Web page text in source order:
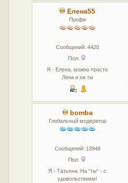
Елена55
Профи
Сообщений: 4420
Пол:
Я - Елена, можно просто
Лена и на ты
bomba
Глобальный модератор
Сообщений: 13948
Пол:
Я - Татьяна. На "ты" - с
удовольствием!